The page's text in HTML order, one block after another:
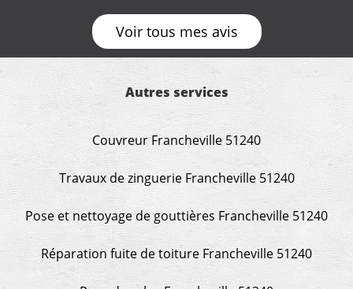
Voir tous mes avis
Autres services
Couvreur Francheville 51240
Travaux de zinguerie Francheville 51240
Pose et nettoyage de gouttières Francheville 51240
Réparation fuite de toiture Francheville 51240